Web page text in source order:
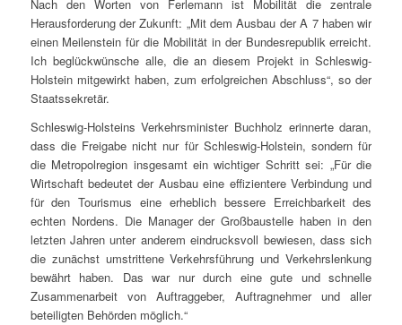
Nach den Worten von Ferlemann ist Mobilität die zentrale
Herausforderung der Zukunft: „Mit dem Ausbau der A 7 haben wir
einen Meilenstein für die Mobilität in der Bundesrepublik erreicht.
Ich beglückwünsche alle, die an diesem Projekt in Schleswig-
Holstein mitgewirkt haben, zum erfolgreichen Abschluss“, so der
Staatssekretär.
Schleswig-Holsteins Verkehrsminister Buchholz erinnerte daran,
dass die Freigabe nicht nur für Schleswig-Holstein, sondern für
die Metropolregion insgesamt ein wichtiger Schritt sei: „Für die
Wirtschaft bedeutet der Ausbau eine effizientere Verbindung und
für den Tourismus eine erheblich bessere Erreichbarkeit des
echten Nordens. Die Manager der Großbaustelle haben in den
letzten Jahren unter anderem eindrucksvoll bewiesen, dass sich
die zunächst umstrittene Verkehrsführung und Verkehrslenkung
bewährt haben. Das war nur durch eine gute und schnelle
Zusammenarbeit von Auftraggeber, Auftragnehmer und aller
beteiligten Behörden möglich.“